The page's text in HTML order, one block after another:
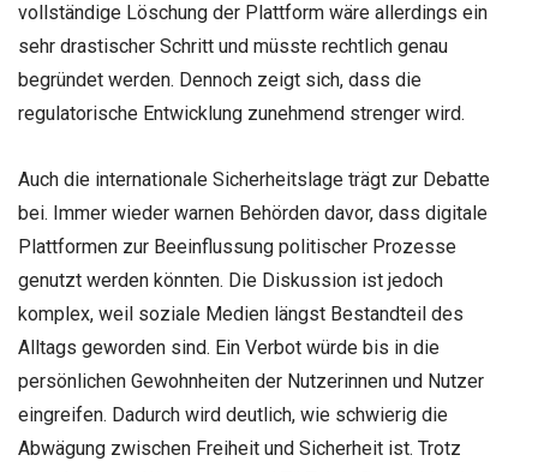
vollständige Löschung der Plattform wäre allerdings ein
sehr drastischer Schritt und müsste rechtlich genau
begründet werden. Dennoch zeigt sich, dass die
regulatorische Entwicklung zunehmend strenger wird.
Auch die internationale Sicherheitslage trägt zur Debatte
bei. Immer wieder warnen Behörden davor, dass digitale
Plattformen zur Beeinflussung politischer Prozesse
genutzt werden könnten. Die Diskussion ist jedoch
komplex, weil soziale Medien längst Bestandteil des
Alltags geworden sind. Ein Verbot würde bis in die
persönlichen Gewohnheiten der Nutzerinnen und Nutzer
eingreifen. Dadurch wird deutlich, wie schwierig die
Abwägung zwischen Freiheit und Sicherheit ist. Trotz